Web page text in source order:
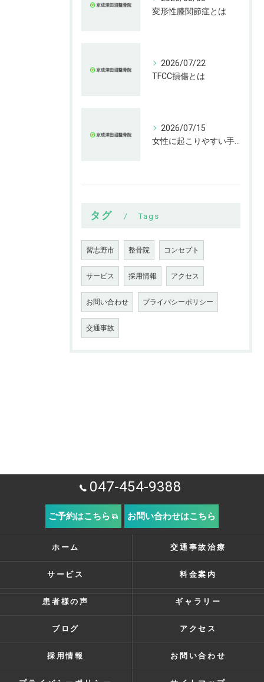
変形性膝関節症とは
2026/07/22
TFCC損傷とは
2026/07/15
タグ Tags
習志野市 整骨院 コンセプト
サービス 採用情報 アクセス
お問い合わせ プライバシーポリシー
交通事故
047-454-9388
ご予約はこちら お問い合わせはこちら
ホーム 交通事故治療
サービス 料金案内
患者様の声 ギャラリー
ブログ アクセス
採用情報 お問い合わせ